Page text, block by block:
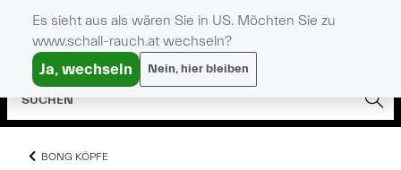
BONG KÖPFE
Es sieht aus als wären Sie in US. Möchten Sie zu
www.schall-rauch.at wechseln?
Ja, wechseln Nein, hier bleiben